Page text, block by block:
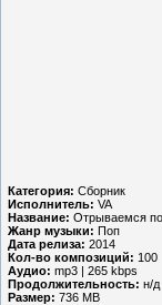
Категория: Сборник
Исполнитель: VA
Название: Отрываемся
Жанр музыки: Поп
Дата релиза: 2014
Кол-во композиций: 100
Аудио: mp3 | 265 kbps
Продолжительность: н/д
Размер: 736 MB